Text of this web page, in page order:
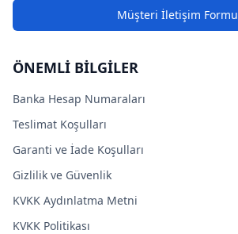
Müşteri İletişim Formu
ÖNEMLİ BİLGİLER
Banka Hesap Numaraları
Teslimat Koşulları
Garanti ve İade Koşulları
Gizlilik ve Güvenlik
KVKK Aydınlatma Metni
KVKK Politikası